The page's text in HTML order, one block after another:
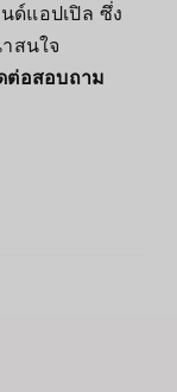
ด์แอปเปิล ซึ่ง
สนใจ
ต่อสอบถาม